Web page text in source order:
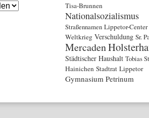
Tisa-Brunnen
Nationalsozialismus
Straßennamen Lippetor-Center
Weltkrieg Verschuldung Sr.
Mercaden
Städtischer Haushalt Tobias
Hainichen Stadtrat Lippetor
Gymnasium Petrinum